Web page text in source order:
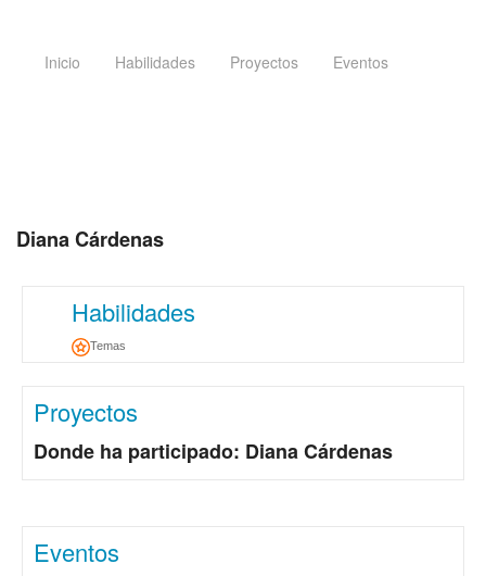
Inicio Habilidades Proyectos Eventos
Diana Cárdenas
Habilidades
Temas
Proyectos
Donde ha participado: Diana Cárdenas
Eventos